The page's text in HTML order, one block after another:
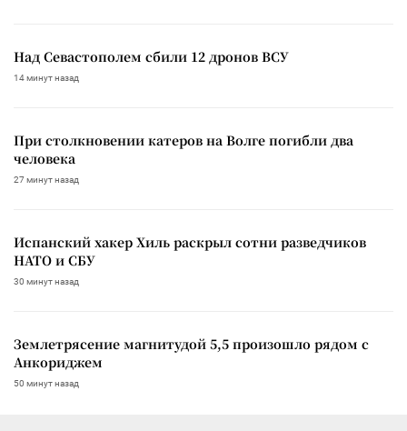
Над Севастополем сбили 12 дронов ВСУ
14 минут назад
При столкновении катеров на Волге погибли два
человека
27 минут назад
Испанский хакер Хиль раскрыл сотни разведчиков
НАТО и СБУ
30 минут назад
Землетрясение магнитудой 5,5 произошло рядом с
Анкориджем
50 минут назад